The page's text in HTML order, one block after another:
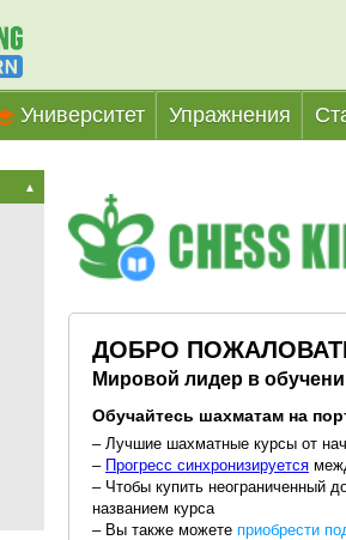
Университет Упражнения
▲
ДОБРО ПОЖАЛОВАТЬ
Мировой лидер в
Обучайтесь шахматам на
– Лучшие шахматные курсы от
– Прогресс синхронизируется
– Чтобы купить неограниченный
названием курса
– Вы также можете приобрести